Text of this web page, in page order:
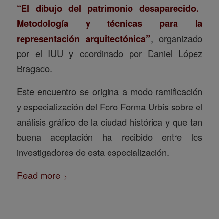
“El dibujo del patrimonio desaparecido.
Metodología y técnicas para la
representación arquitectónica”, organizado
por el IUU y coordinado por Daniel López
Bragado.
Este encuentro se origina a modo ramificación
y especialización del Foro Forma Urbis sobre el
análisis gráfico de la ciudad histórica y que tan
buena aceptación ha recibido entre los
investigadores de esta especialización.
Read more